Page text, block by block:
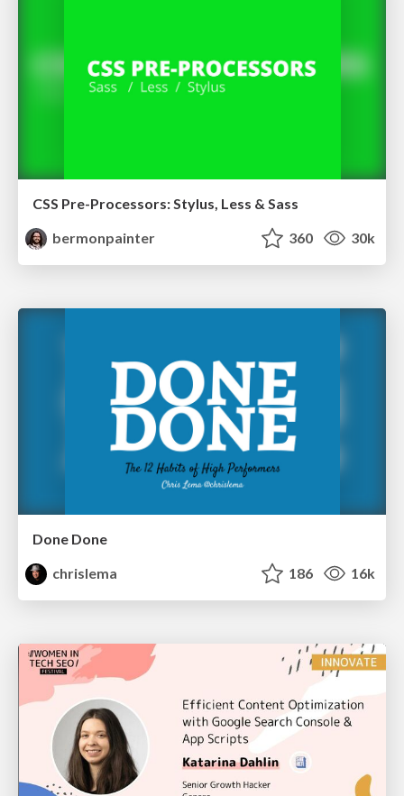
CSS Pre-Processors: Stylus, Less & Sass
bermonpainter
360 30k
Done Done
chrislema
186 16k